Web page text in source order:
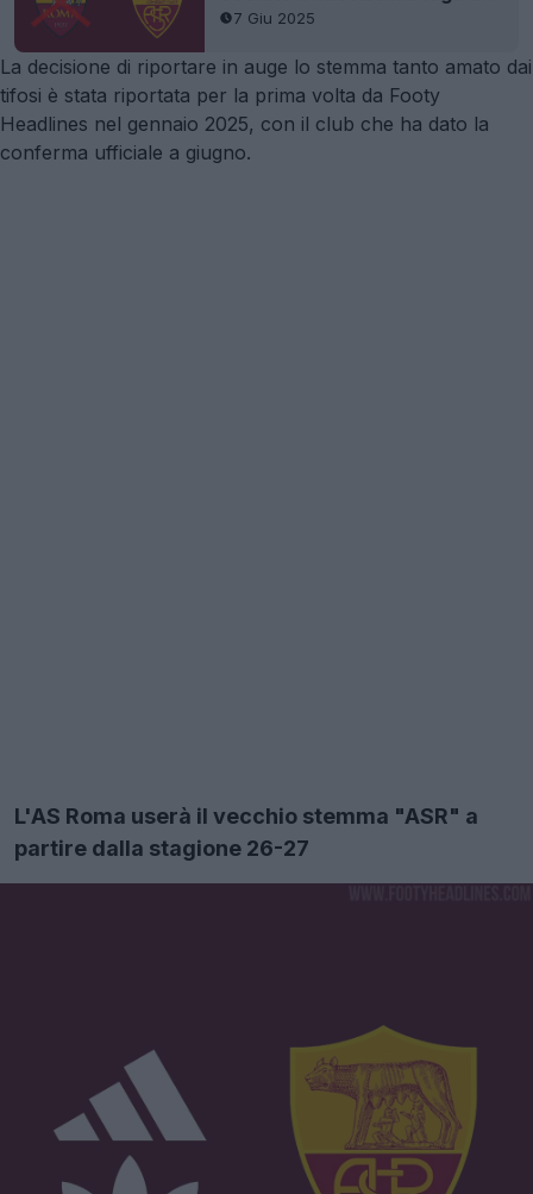
7 Giu 2025
La decisione di riportare in auge lo stemma tanto amato dai
tifosi è stata riportata per la prima volta da Footy
Headlines nel gennaio 2025, con il club che ha dato la
conferma ufficiale a giugno.
L'AS Roma userà il vecchio stemma "ASR" a
partire dalla stagione 26-27